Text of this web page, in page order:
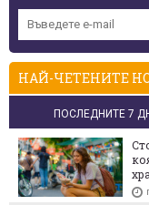
НАЙ-ЧЕТЕНИТЕ
ПОСЛЕДНИТЕ 7